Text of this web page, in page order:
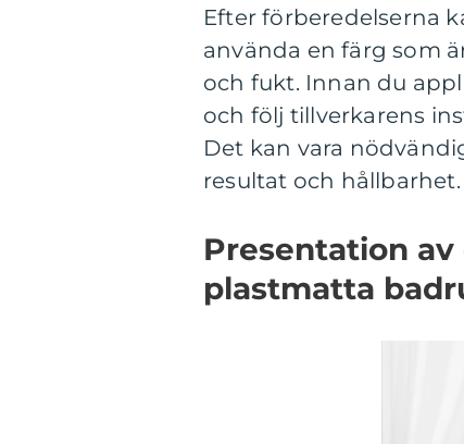
Efter förberedelserna
använda en färg som
och fukt. Innan du
och följ tillverkarens
Det kan vara
resultat och hållbarhet.
Presentation
plastmatta